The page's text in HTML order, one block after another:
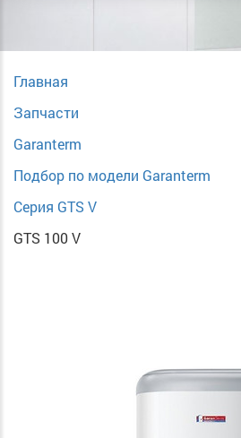
Главная
Запчасти
Garanterm
Подбор по модели Garanterm
Серия GTS V
GTS 100 V